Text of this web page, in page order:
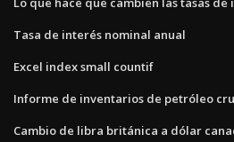
Tasa de interés nominal anual
Excel index small countif
Informe de inventarios de petróleo
Cambio de libra británica a dólar